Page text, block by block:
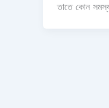
তাতে কোন